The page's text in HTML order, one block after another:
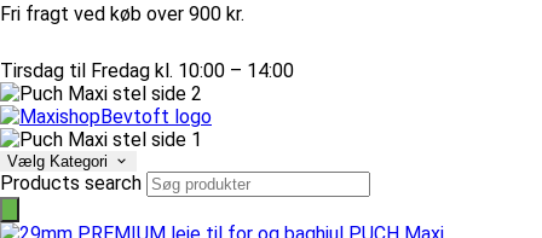
Fri fragt ved køb over 900 kr.
Tirsdag til Fredag kl. 10:00 – 14:00
Vælg Kategori
Products search